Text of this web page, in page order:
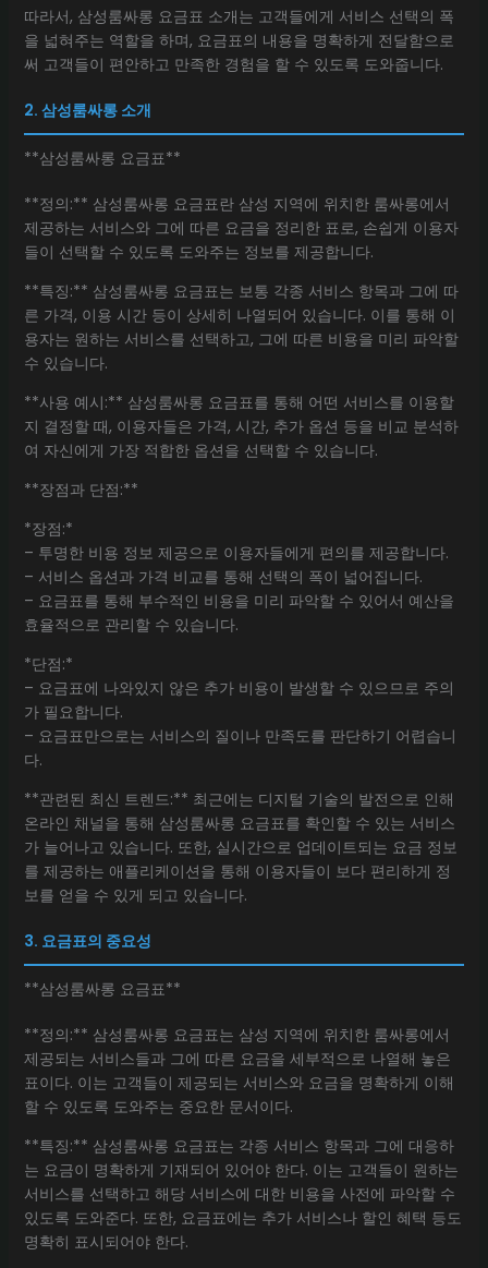
따라서, 삼성룸싸롱 요금표 소개는 고객들에게 서비스 선택의 폭
을 넓혀주는 역할을 하며, 요금표의 내용을 명확하게 전달함으로
써 고객들이 편안하고 만족한 경험을 할 수 있도록 도와줍니다.
2. 삼성룸싸롱 소개
**삼성룸싸롱 요금표**
**정의:** 삼성룸싸롱 요금표란 삼성 지역에 위치한 룸싸롱에서
제공하는 서비스와 그에 따른 요금을 정리한 표로, 손쉽게 이용자
들이 선택할 수 있도록 도와주는 정보를 제공합니다.
**특징:** 삼성룸싸롱 요금표는 보통 각종 서비스 항목과 그에 따
른 가격, 이용 시간 등이 상세히 나열되어 있습니다. 이를 통해 이
용자는 원하는 서비스를 선택하고, 그에 따른 비용을 미리 파악할
수 있습니다.
**사용 예시:** 삼성룸싸롱 요금표를 통해 어떤 서비스를 이용할
지 결정할 때, 이용자들은 가격, 시간, 추가 옵션 등을 비교 분석하
여 자신에게 가장 적합한 옵션을 선택할 수 있습니다.
**장점과 단점:**
*장점:*
– 투명한 비용 정보 제공으로 이용자들에게 편의를 제공합니다.
– 서비스 옵션과 가격 비교를 통해 선택의 폭이 넓어집니다.
– 요금표를 통해 부수적인 비용을 미리 파악할 수 있어서 예산을
효율적으로 관리할 수 있습니다.
*단점:*
– 요금표에 나와있지 않은 추가 비용이 발생할 수 있으므로 주의
가 필요합니다.
– 요금표만으로는 서비스의 질이나 만족도를 판단하기 어렵습니
다.
**관련된 최신 트렌드:** 최근에는 디지털 기술의 발전으로 인해
온라인 채널을 통해 삼성룸싸롱 요금표를 확인할 수 있는 서비스
가 늘어나고 있습니다. 또한, 실시간으로 업데이트되는 요금 정보
를 제공하는 애플리케이션을 통해 이용자들이 보다 편리하게 정
보를 얻을 수 있게 되고 있습니다.
3. 요금표의 중요성
**삼성룸싸롱 요금표**
**정의:** 삼성룸싸롱 요금표는 삼성 지역에 위치한 룸싸롱에서
제공되는 서비스들과 그에 따른 요금을 세부적으로 나열해 놓은
표이다. 이는 고객들이 제공되는 서비스와 요금을 명확하게 이해
할 수 있도록 도와주는 중요한 문서이다.
**특징:** 삼성룸싸롱 요금표는 각종 서비스 항목과 그에 대응하
는 요금이 명확하게 기재되어 있어야 한다. 이는 고객들이 원하는
서비스를 선택하고 해당 서비스에 대한 비용을 사전에 파악할 수
있도록 도와준다. 또한, 요금표에는 추가 서비스나 할인 혜택 등도
명확히 표시되어야 한다.